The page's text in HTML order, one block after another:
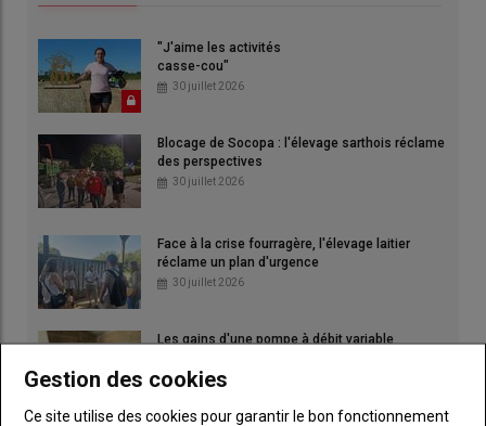
"J'aime les activités
casse-cou"
30 juillet 2026
Blocage de Socopa : l'élevage sarthois réclame
des perspectives
30 juillet 2026
Face à la crise fourragère, l'élevage laitier
réclame un plan d'urgence
30 juillet 2026
Les gains d'une pompe à débit variable
Gestion des cookies
Ce site utilise des cookies pour garantir le bon fonctionnement